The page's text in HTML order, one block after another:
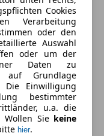
Cookies
Verarbeitung
oder den
Auswahl
oder um der
Daten zu
auf Grundlage
Die Einwilligung
bestimmter
u.a. die
Wollen Sie keine
hier.